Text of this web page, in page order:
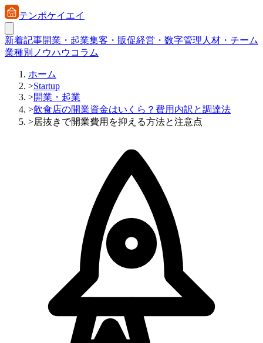
テンポケイエイ
新着記事開業・起業集客・販促経営・数字管理 人材・チーム
業種別ノウハウ コラム
ホーム
>Startup
>開業・起業
>飲食店の開業資金はいくら？費用内訳と調達法
>居抜きで開業費用を抑える方法と注意点